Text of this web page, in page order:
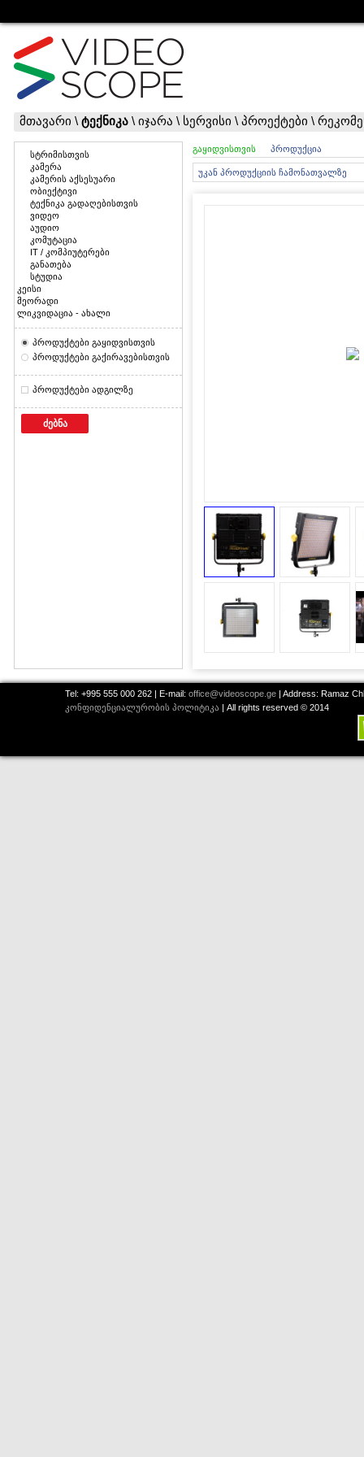
მთავარი \ ტექნიკა \ იჯარა \ სერვისი \ პროექტები \
სტრიმისთვის
კამერა
კამერის აქსესუარი
ობიექტივი
ტექნიკა გადაღებისთვის
ვიდეო
აუდიო
კომუტაცია
IT / კომპიუტერები
განათება
სტუდია
კეისი
მეორადი
ლიკვიდაცია - ახალი
პროდუქტები გაყიდვისთვის
პროდუქტები გაქირავებისთვის
პროდუქტები ადგილზე
ძებნა
გაყიდვისთვის პროდუქცია
უკან პროდუქციის ჩამონათვალზე
Tel: +995 555 000 262 | E-mail: office@videoscope.ge | Address: Ramaz
კონფიდენციალურობის პოლიტიკა | All rights reserved © 2014